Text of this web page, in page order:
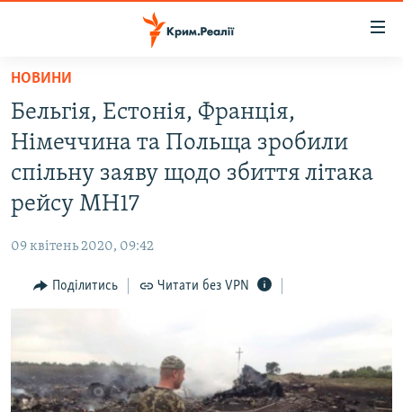
Перейти
основного
матеріалу
Перейти
до
основної
Перейти
пошуку
ВОДА.КРИМ
ВІДЕО ТА ФОТО
ПОЛІТИКА
ІНТЕРВ'Ю
СПЕЦПРОЕКТИ
ДЕПОРТАЦІЯ
ЯК ОБІЙТИ БЛОКУВАННЯ
НОВИНИ
Бельгія, Естонія, Франція,
Німеччина та Польща зробили
спільну заяву щодо збиття літака
рейсу MH17
09 квітень 2020, 09:42
Поділитись Читати без VPN